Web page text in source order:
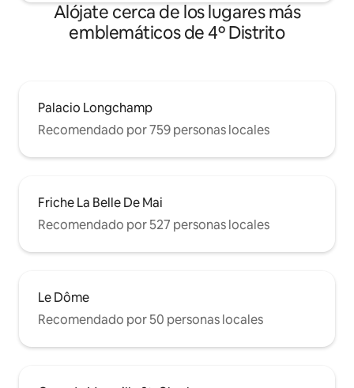
Alójate cerca de los lugares más
emblemáticos de 4º Distrito
Palacio Longchamp
Recomendado por 759 personas locales
Friche La Belle De Mai
Recomendado por 527 personas locales
Le Dôme
Recomendado por 50 personas locales